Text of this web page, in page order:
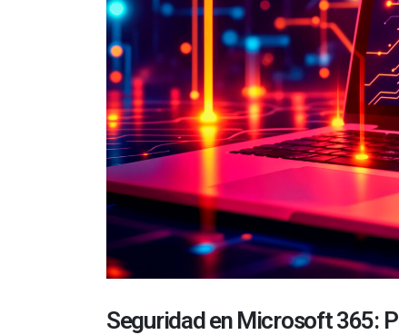
Seguridad en Microsoft 365: